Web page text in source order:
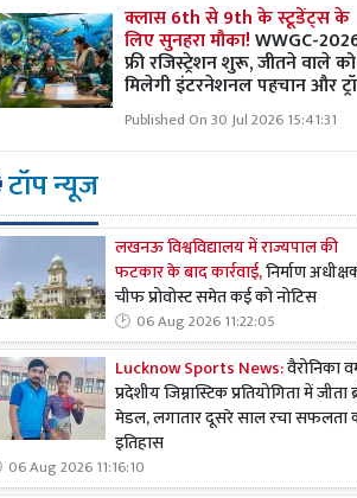
क्लास 6th से 9th के स्टूडेंट्स के
लिए सुनहरा मौका!WWGC-
फ्री रजिस्ट्रेशन शुरू, जीतने वाले को
मिलेगी इंटरनेशनल पहचान और
Published On 30 Jul 2026 15:41:31
टॉप न्यूज
लखनऊ विश्वविद्यालय में राज्यपाल की
फटकार के बाद कार्रवाई,निर्माण
चीफ प्रोवोस्ट समेत कई को नोटिस
06 Aug 2026 11:22:05
Lucknow Sports News:वैरोनिका
प्रदेशीय जिम्नास्टिक प्रतियोगिता में जीता
मेडल, लगातार दूसरे साल रचा सफलता
इतिहास
06 Aug 2026 11:16:10